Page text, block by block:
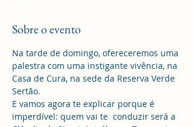
Sobre o evento
Na tarde de domingo, ofereceremos uma
palestra com uma instigante vivência, na
Casa de Cura, na sede da Reserva Verde
Sertão.
E vamos agora te explicar porque é
imperdível: quem vai te  conduzir será a